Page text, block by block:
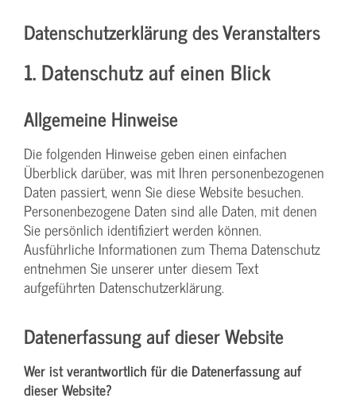
Datenschutzerklärung des Veranstalters
1. Datenschutz auf einen Blick
Allgemeine Hinweise
Die folgenden Hinweise geben einen einfachen
Überblick darüber, was mit Ihren personenbezogenen
Daten passiert, wenn Sie diese Website besuchen.
Personenbezogene Daten sind alle Daten, mit denen
Sie persönlich identifiziert werden können.
Ausführliche Informationen zum Thema Datenschutz
entnehmen Sie unserer unter diesem Text
aufgeführten Datenschutzerklärung.
Datenerfassung auf dieser Website
Wer ist verantwortlich für die Datenerfassung auf
dieser Website?